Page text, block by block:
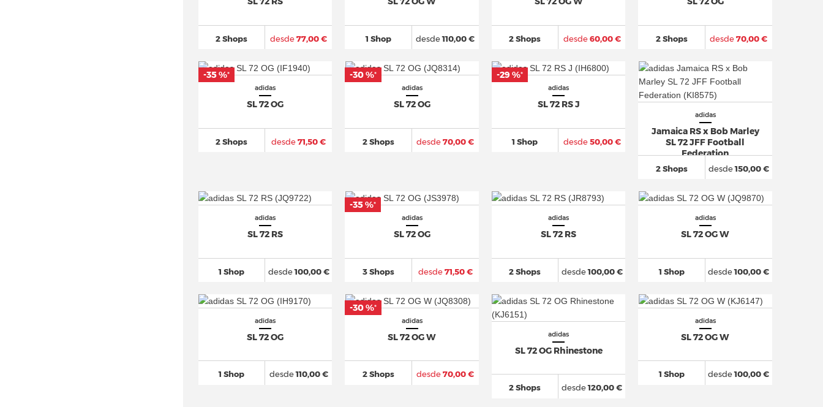
2 Shops desde77,00 € 1 Shop desde110,00 € 2 Shops desde60,00 € 2 Shops desde70,00 €
adidas
SL 72 OG
2 Shops desde71,50 €
-35 %*
adidas
SL 72 OG
2 Shops desde70,00 €
-30 %*
adidas
SL 72 RS J
1 Shop desde50,00 €
-29 %*
adidas
Jamaica RS x Bob Marley
SL 72 JFF Football
Federation
2 Shops desde150,00 €
adidas
SL 72 RS
1 Shop desde100,00 €
adidas
SL 72 OG
3 Shops desde71,50 €
-35 %*
adidas
SL 72 RS
2 Shops desde100,00 €
adidas
SL 72 OG W
1 Shop desde100,00 €
adidas
SL 72 OG
1 Shop desde110,00 €
adidas
SL 72 OG W
2 Shops desde70,00 €
-30 %*
adidas
SL 72 OG Rhinestone
2 Shops desde120,00 €
adidas
SL 72 OG W
1 Shop desde100,00 €